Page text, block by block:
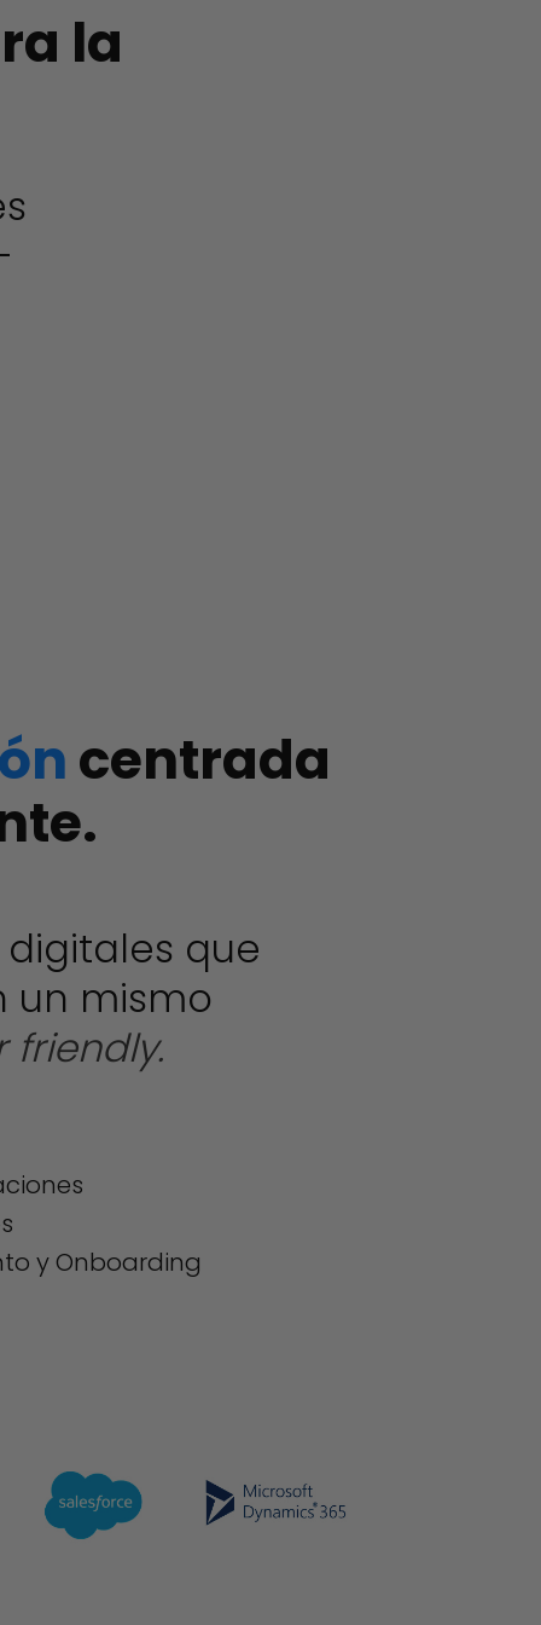
la
centrada
digitales que
un mismo
friendly.
y Onboarding